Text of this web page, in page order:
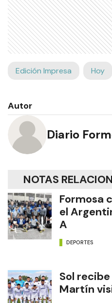
Edición Impresa Hoy
Autor
Diario
NOTAS
Formosa
el
A
DEPORTES
Sol
Martín